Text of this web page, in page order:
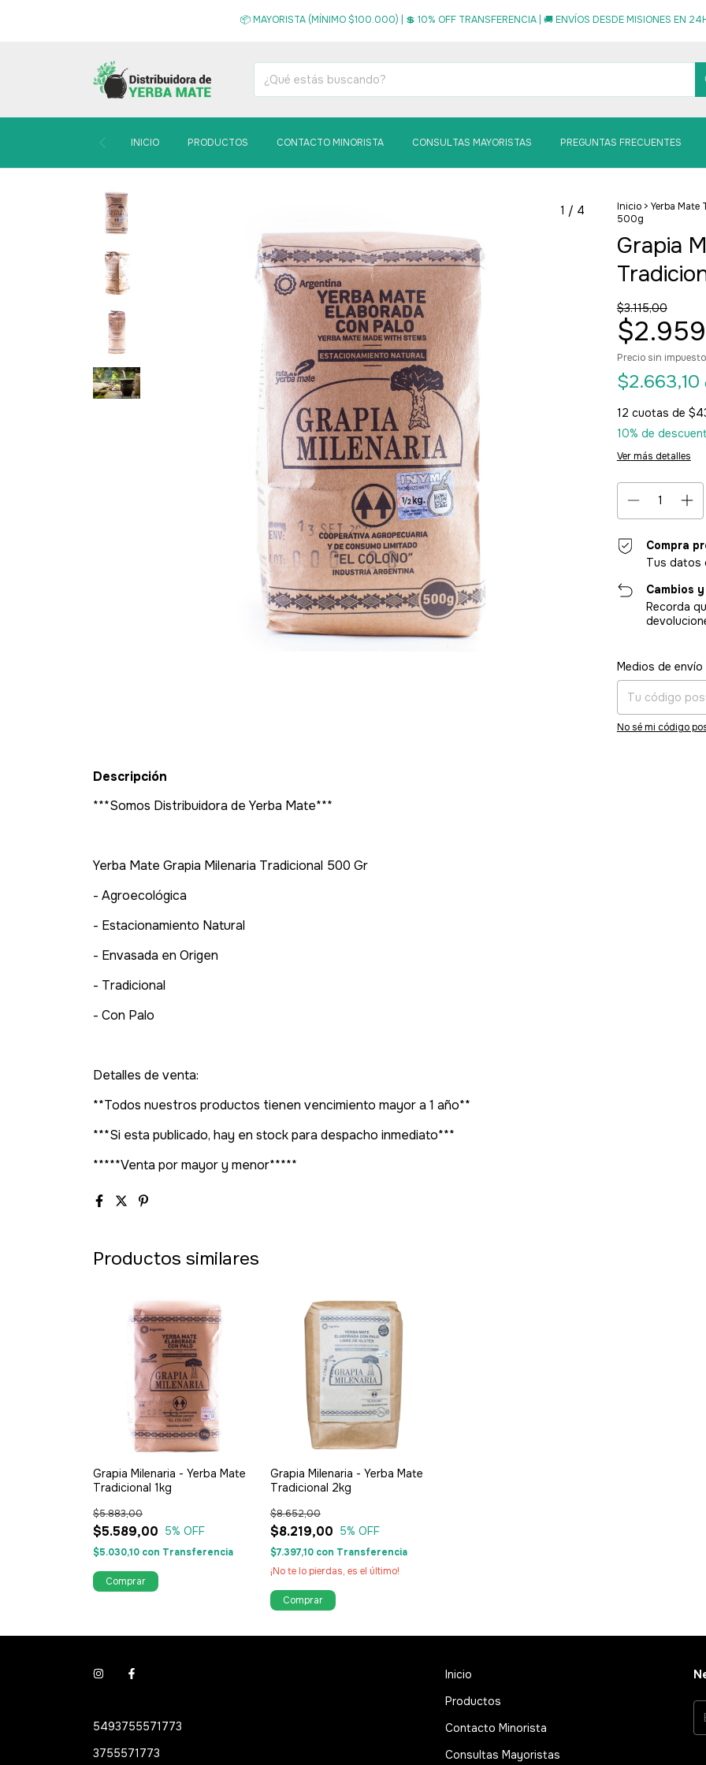
📦 MAYORISTA (MÍNIMO $100.000) | 💲 10% OFF TRANSFERENCIA | 🚚 ENVÍOS DESDE MISIONES EN
INICIO PRODUCTOS CONTACTO MINORISTA CONSULTAS MAYORISTAS PREGUNTAS FRECUENTES
1 / 4 Inicio > Yerba Mate
500g
Grapia
$3.115,00
Precio sin
$2.663,10
12 cuotas de
10% de
Ver más detalles
Compra
Tus datos
Cambios
Recorda
Entregas para el
Medios de envío
No sé mi código
Descripción
***Somos Distribuidora de Yerba Mate***
Yerba Mate Grapia Milenaria Tradicional 500 Gr
- Agroecológica
- Estacionamiento Natural
- Envasada en Origen
- Tradicional
- Con Palo
Detalles de venta:
**Todos nuestros productos tienen vencimiento mayor a 1 año**
***Si esta publicado, hay en stock para despacho inmediato***
*****Venta por mayor y menor*****
Productos similares
Grapia Milenaria - Yerba Mate
Tradicional 1kg
$5.589,00
$5.883,00
5% OFF
$5.030,10 con Transferencia
Grapia Milenaria - Yerba Mate
Tradicional 2kg
$8.219,00
$8.652,00
5% OFF
$7.397,10 con Transferencia
¡No te lo pierdas, es el último!
5493755571773
3755571773
Inicio
Productos
Contacto Minorista
Consultas Mayoristas